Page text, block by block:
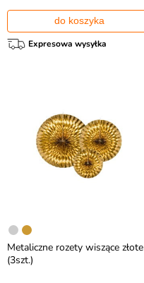
do koszyka
Expresowa wysyłka
Metaliczne rozety wiszące złote
(3szt.)